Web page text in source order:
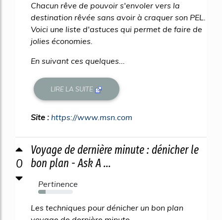
Chacun rêve de pouvoir s'envoler vers la
destination rêvée sans avoir à craquer son PEL.
Voici une liste d'astuces qui permet de faire de
jolies économies.
En suivant ces quelques...
LIRE LA SUITE
Site : https://www.msn.com
0
Voyage de dernière minute : dénicher le
bon plan - Ask A ...
Pertinence
21%
Les techniques pour dénicher un bon plan